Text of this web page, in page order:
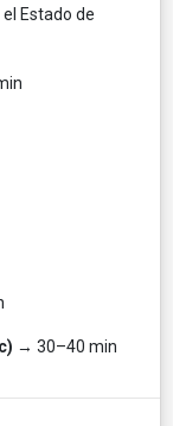
Estado de
→ 30–40 min